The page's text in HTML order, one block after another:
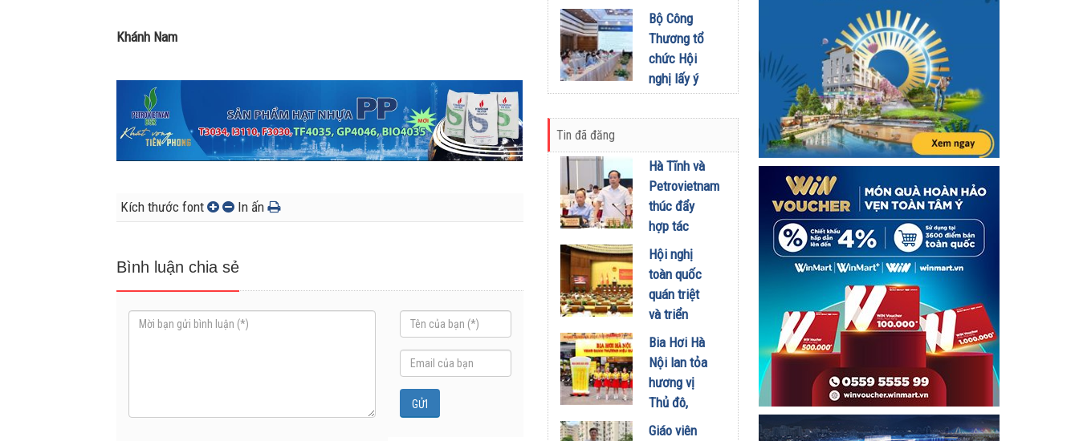
Khánh Nam
Kích thước font In ấn
Bình luận chia sẻ
chính mình
01/08/2026
xanh
31/07/2026
phương
hướng,
nhiệm vụ
trọng tâm
tháng
Bộ Công
Thương tổ
chức Hội
nghị lấy ý
kiến dự
thảo Nghị
kinh doanh
xăng dầu
29/07/2026
Tin đã đăng
Hà Tĩnh và
Petrovietnam
thúc đẩy
hợp tác
phát triển
trung tâm
công
nghiệp -
sinh thái
tại Vũng
Áng
29/07/2026
Hội nghị
toàn quốc
quán triệt
và triển
khai thực
hiện Nghị
quyết Hội
nghị Trung
29/07/2026
Bia Hơi Hà
Nội lan tỏa
hương vị
Thủ đô,
khuấy động
Giáo viên